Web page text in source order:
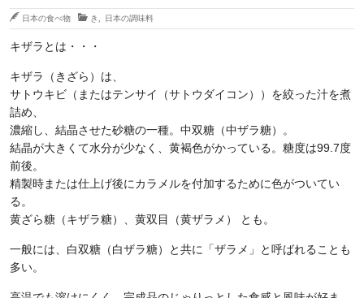
日本の食べ物 き 日本の調味料
キザラとは・・・
キザラ（きざら）は、
サトウキビ（またはテンサイ（サトウダイコン））を絞った汁を煮
詰め、
濃縮し、結晶させた砂糖の一種。中双糖（中ザラ糖）。
結晶が大きくて水分が少なく、黄褐色がかっている。糖度は99.7度
前後。
精製時または仕上げ後にカラメルを付加するために色がついてい
る。
黄ざら糖（キザラ糖）、黄双目（黄ザラメ） とも。
一般には、白双糖（白ザラ糖）と共に「ザラメ」と呼ばれることも
多い。